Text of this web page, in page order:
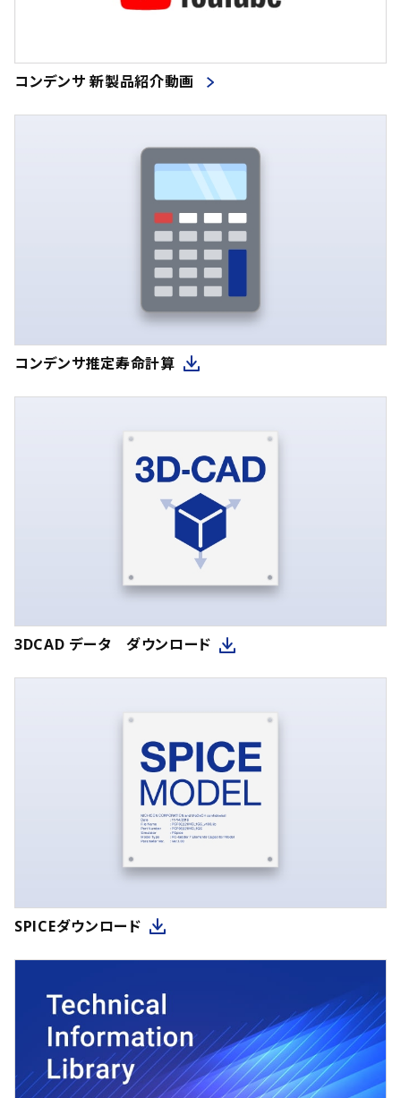
コンデンサ 新製品紹介動画
コンデンサ推定寿命計算
3DCAD データ ダウンロード
SPICEダウンロード